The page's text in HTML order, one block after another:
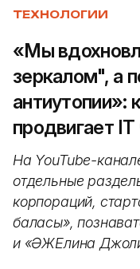
ТЕХНОЛОГИИ
«Мы
зеркалом", а
антиутопии»:
продвигает
На YouTube-
отдельные
корпораций,
баласы»,
и «ӘЖЕлина